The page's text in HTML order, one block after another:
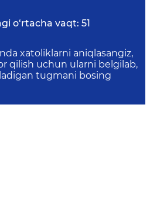
o‘rtacha vaqt: 51
xatoliklarni aniqlasangiz,
qilish uchun ularni belgilab,
tugmani bosing